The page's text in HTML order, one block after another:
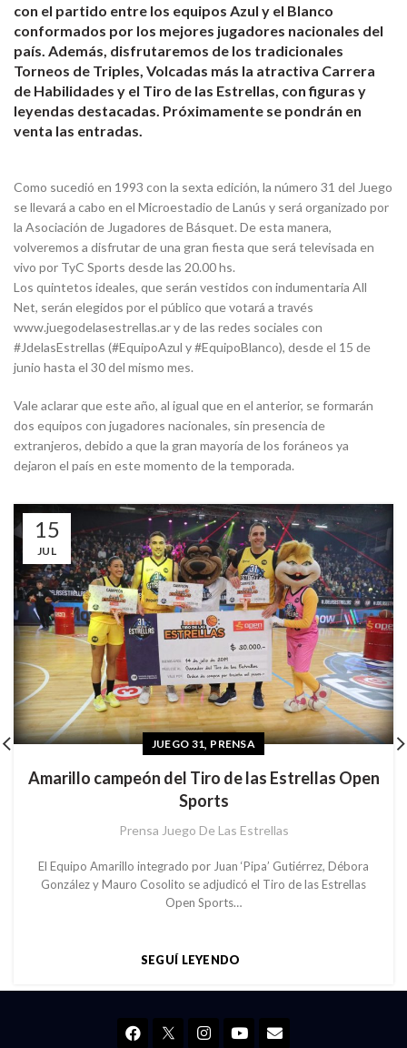
con el partido entre los equipos Azul y el Blanco
conformados por los mejores jugadores nacionales del
país. Además, disfrutaremos de los tradicionales
Torneos de Triples, Volcadas más la atractiva Carrera
de Habilidades y el Tiro de las Estrellas, con figuras y
leyendas destacadas. Próximamente se pondrán en
venta las entradas.
Como sucedió en 1993 con la sexta edición, la número 31 del Juego
se llevará a cabo en el Microestadio de Lanús y será organizado por
la Asociación de Jugadores de Básquet. De esta manera,
volveremos a disfrutar de una gran fiesta que será televisada en
vivo por TyC Sports desde las 20.00 hs.
Los quintetos ideales, que serán vestidos con indumentaria All
Net, serán elegidos por el público que votará a través
www.juegodelasestrellas.ar y de las redes sociales con
#JdelasEstrellas (#EquipoAzul y #EquipoBlanco), desde el 15 de
junio hasta el 30 del mismo mes.
Vale aclarar que este año, al igual que en el anterior, se formarán
dos equipos con jugadores nacionales, sin presencia de
extranjeros, debido a que la gran mayoría de los foráneos ya
dejaron el país en este momento de la temporada.
15
JUL
JUEGO 31, PRENSA
Amarillo campeón del Tiro de las Estrellas Open
Sports
Prensa Juego De Las Estrellas
El Equipo Amarillo integrado por Juan ‘Pipa’ Gutiérrez, Débora
González y Mauro Cosolito se adjudicó el Tiro de las Estrellas
Open Sports…
SEGUÍ LEYENDO